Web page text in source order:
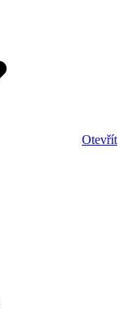
Otevřít